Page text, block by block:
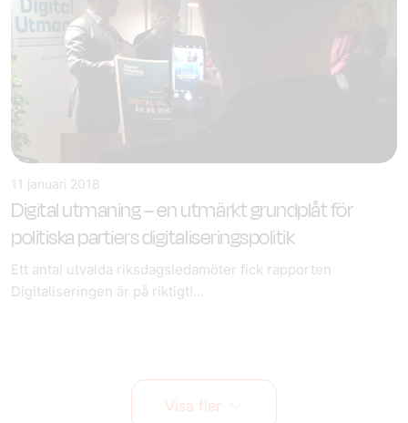
11 januari 2018
Digital utmaning – en utmärkt grundplåt för
politiska partiers digitaliseringspolitik
Ett antal utvalda riksdagsledamöter fick rapporten
Digitaliseringen är på riktigt!...
Visa fler